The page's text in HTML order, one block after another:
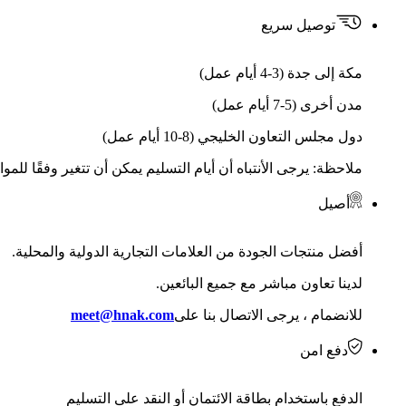
توصيل سريع
مكة إلى جدة (3-4 أيام عمل)
مدن أخرى (5-7 أيام عمل)
دول مجلس التعاون الخليجي (8-10 أيام عمل)
ملاحظة: يرجى الأنتباه أن أيام التسليم يمكن أن تتغير وفقًا
أصيل
أفضل منتجات الجودة من العلامات التجارية الدولية والمحلية.
لدينا تعاون مباشر مع جميع البائعين.
للانضمام ، يرجى الاتصال بنا علىmeet@hnak.com
دفع امن
الدفع باستخدام بطاقة الائتمان أو النقد على التسليم